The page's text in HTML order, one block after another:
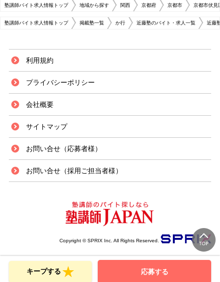
塾講師バイト求人情報トップ 地域から探す 関西 京都府 京都市 京都市伏見
塾講師バイト求人情報トップ 掲載塾一覧 か行 近藤塾のバイト・求人一覧 近藤
キープする 応募する
利用規約
プライバシーポリシー
会社概要
サイトマップ
お問い合せ（応募者様）
お問い合せ（採用ご担当者様）
Copyright © SPRIX Inc. All Rights Reserved.